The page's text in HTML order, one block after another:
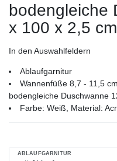
bodengleiche
x 100 x 2,5 cm
In den Auswahlfeldern
Ablaufgarnitur
Wannenfüße 8,7 - 11,5
bodengleiche Duschwanne
Farbe: Weiß, Material:
ABLAUFGARNITUR